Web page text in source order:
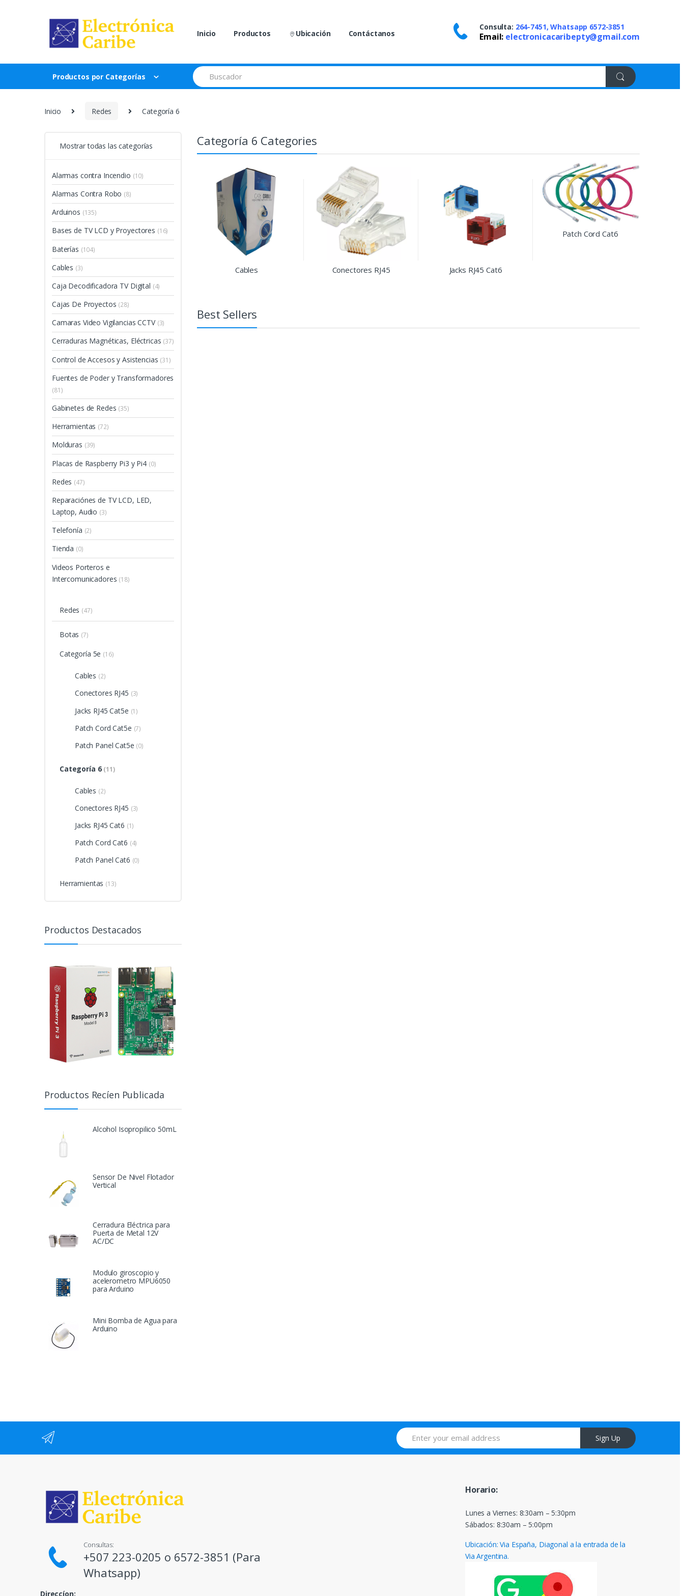
Inicio Productos Ubicación Contáctanos
Consulta: 264-7451, Whatsapp 6572-3851
Email: electronicacaribepty@gmail.com
Productos por Categorías
Search
for:
Inicio Redes Categoría 6
Categoría 6 Categories
Cables Conectores RJ45 Jacks RJ45 Cat6
Patch Cord Cat6
Best Sellers
Mostrar todas las categorías
Alarmas contra Incendio (10)
Alarmas Contra Robo (8)
Arduinos (135)
Bases de TV LCD y Proyectores (16)
Baterías (104)
Cables (3)
Caja Decodificadora TV Digital (4)
Cajas De Proyectos (28)
Camaras Video Vigilancias CCTV (3)
Cerraduras Magnéticas, Eléctricas (37)
Control de Accesos y Asistencias (31)
Fuentes de Poder y Transformadores
(81)
Gabinetes de Redes (35)
Herramientas (72)
Molduras (39)
Placas de Raspberry Pi3 y Pi4 (0)
Redes (47)
Reparaciónes de TV LCD, LED,
Laptop, Audio (3)
Telefonía (2)
Tienda (0)
Videos Porteros e
Intercomunicadores (18)
Redes (47)
Botas (7)
Categoría 5e (16)
Cables (2)
Conectores RJ45 (3)
Jacks RJ45 Cat5e (1)
Patch Cord Cat5e (7)
Patch Panel Cat5e (0)
Categoría 6 (11)
Cables (2)
Conectores RJ45 (3)
Jacks RJ45 Cat6 (1)
Patch Cord Cat6 (4)
Patch Panel Cat6 (0)
Herramientas (13)
Productos Destacados
Productos Recíen Publicada
Alcohol Isopropilico 50mL
Sensor De Nivel Flotador
Vertical
Cerradura Eléctrica para
Puerta de Metal 12V
AC/DC
Modulo giroscopio y
acelerometro MPU6050
para Arduino
Mini Bomba de Agua para
Arduino
Sign Up
Consultas:
+507 223-0205 o 6572-3851 (Para
Whatsapp)
Direccíon:
Horario:
Lunes a Viernes: 8:30am – 5:30pm
Sábados: 8:30am – 5:00pm
Ubicación: Via España, Diagonal a la entrada de la
Via Argentina.